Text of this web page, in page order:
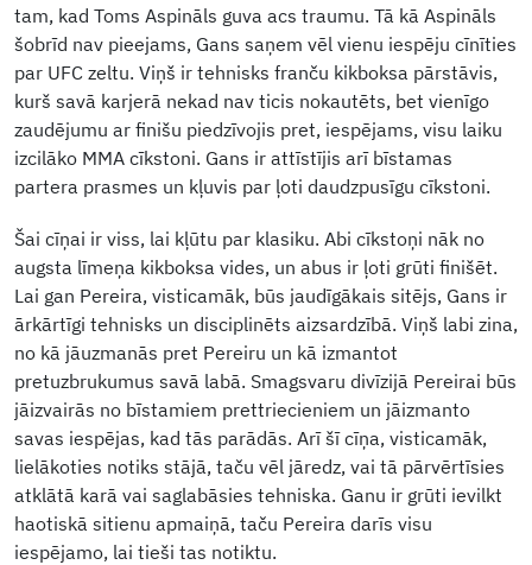
tam, kad Toms Aspināls guva acs traumu. Tā kā Aspināls
šobrīd nav pieejams, Gans saņem vēl vienu iespēju cīnīties
par UFC zeltu. Viņš ir tehnisks franču kikboksa pārstāvis,
kurš savā karjerā nekad nav ticis nokautēts, bet vienīgo
zaudējumu ar finišu piedzīvojis pret, iespējams, visu laiku
izcilāko MMA cīkstoni. Gans ir attīstījis arī bīstamas
partera prasmes un kļuvis par ļoti daudzpusīgu cīkstoni.
Šai cīņai ir viss, lai kļūtu par klasiku. Abi cīkstoņi nāk no
augsta līmeņa kikboksa vides, un abus ir ļoti grūti finišēt.
Lai gan Pereira, visticamāk, būs jaudīgākais sitējs, Gans ir
ārkārtīgi tehnisks un disciplinēts aizsardzībā. Viņš labi zina,
no kā jāuzmanās pret Pereiru un kā izmantot
pretuzbrukumus savā labā. Smagsvaru divīzijā Pereirai būs
jāizvairās no bīstamiem prettriecieniem un jāizmanto
savas iespējas, kad tās parādās. Arī šī cīņa, visticamāk,
lielākoties notiks stājā, taču vēl jāredz, vai tā pārvērtīsies
atklātā karā vai saglabāsies tehniska. Ganu ir grūti ievilkt
haotiskā sitienu apmaiņā, taču Pereira darīs visu
iespējamo, lai tieši tas notiktu.